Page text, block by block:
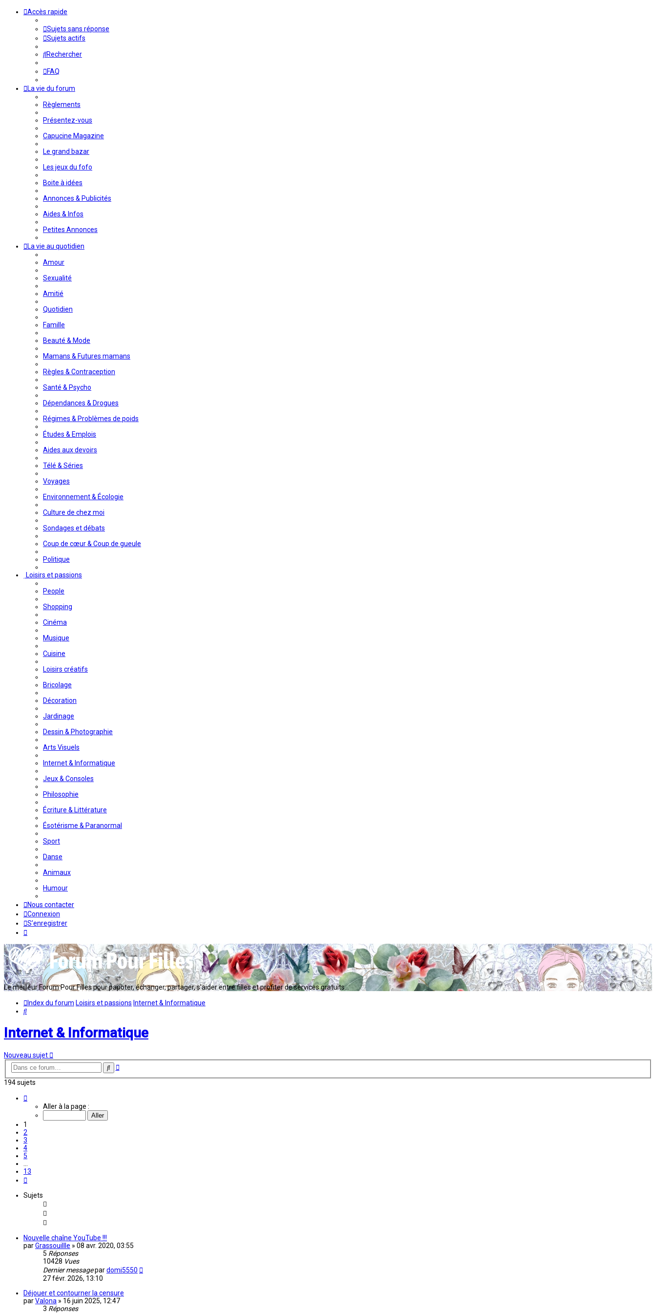
Accès rapide
Sujets sans réponse
Sujets actifs
Rechercher
FAQ
La vie du forum
Règlements
Présentez-vous
Capucine Magazine
Le grand bazar
Les jeux du fofo
Boite à idées
Annonces & Publicités
Aides & Infos
Petites Annonces
La vie au quotidien
Amour
Sexualité
Amitié
Quotidien
Famille
Beauté & Mode
Mamans & Futures mamans
Règles & Contraception
Santé & Psycho
Dépendances & Drogues
Régimes & Problèmes de poids
Études & Emplois
Aides aux devoirs
Télé & Séries
Voyages
Environnement & Écologie
Culture de chez moi
Sondages et débats
Coup de cœur & Coup de gueule
Politique
Loisirs et passions
People
Shopping
Cinéma
Musique
Cuisine
Loisirs créatifs
Bricolage
Décoration
Jardinage
Dessin & Photographie
Arts Visuels
Internet & Informatique
Jeux & Consoles
Philosophie
Écriture & Littérature
Ésotérisme & Paranormal
Sport
Danse
Animaux
Humour
Nous contacter
Connexion
S’enregistrer
Le meilleur Forum Pour Filles pour papoter, échanger, partager, s'aider entre filles et profiter de services gratuits...
Index du forum Loisirs et passions Internet & Informatique
Rechercher
Internet & Informatique
Nouveau sujet
Rechercher
Recherche
194 sujets
Aller à la page :
1
2
3
4
5
13
Sujets
Nouvelle chaîne YouTube !!!
parGrassouillle » 08 avr. 2020, 03:55
5 Réponses
10428 Vues
Dernier messagepardomi5550
27 févr. 2026, 13:10
Déjouer et contourner la censure
parValona » 16 juin 2025, 12:47
3 Réponses